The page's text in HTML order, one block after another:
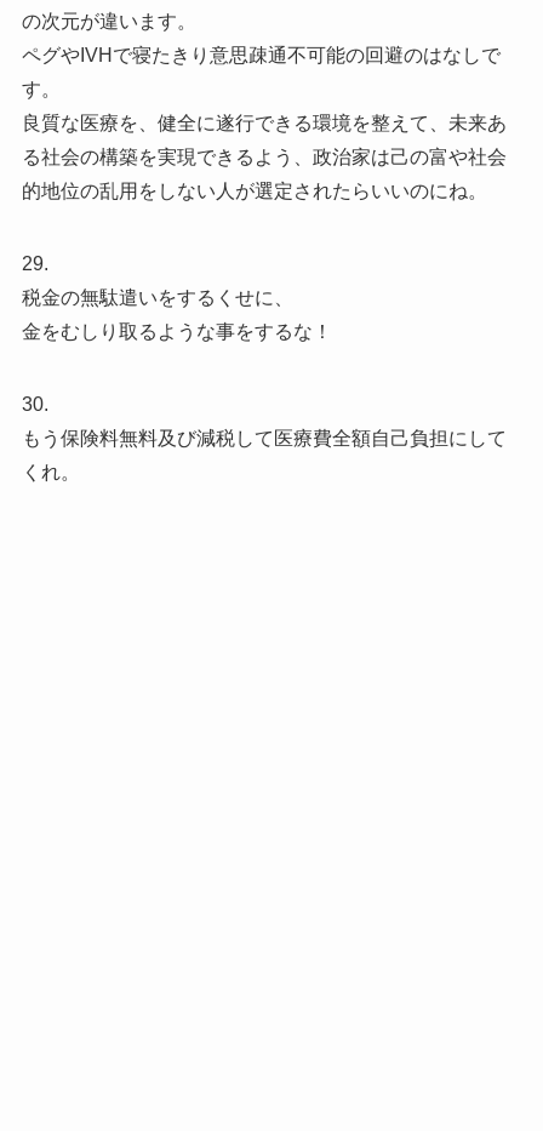
の次元が違います。
ペグやIVHで寝たきり意思疎通不可能の回避のはなしで
す。
良質な医療を、健全に遂行できる環境を整えて、未来あ
る社会の構築を実現できるよう、政治家は己の富や社会
的地位の乱用をしない人が選定されたらいいのにね。
29.
税金の無駄遣いをするくせに、
金をむしり取るような事をするな！
30.
もう保険料無料及び減税して医療費全額自己負担にして
くれ。